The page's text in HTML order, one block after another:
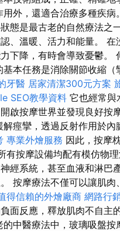
外，還適合治療多種疾病
態是最古老的自然療法之
、溫暖、活力和能量。
下降，有時會導致憂鬱
本任務是消除關節收縮
牙醫 居家清潔300元方案
SEO教學資料 它也經常與
啟按摩世界並發現良好按
痙攣，透過反射作用於
專業外燴服務 因此，按摩
有按摩設備均配有模仿物
經系統，甚至血液和淋巴
按摩療法不僅可以讓肌
得信賴的外燴廠商 網路行
面反應，釋放肌肉不自主
的中醫療法中，玻璃吸盤按